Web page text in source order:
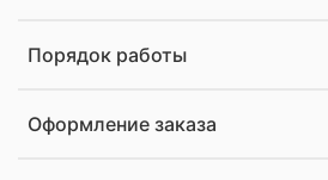
Порядок работы
Оформление заказа